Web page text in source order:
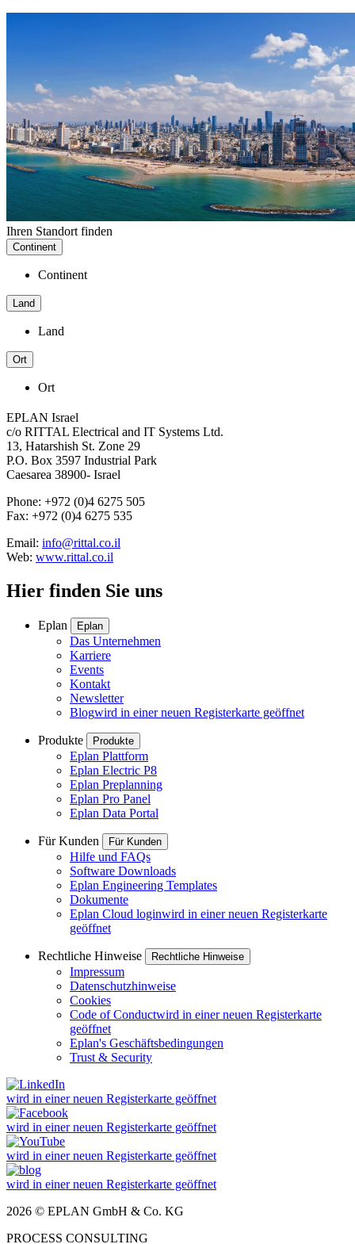
Ihren Standort finden
Continent
Continent
Land
Land
Ort
Ort
EPLAN Israel
c/o RITTAL Electrical and IT Systems Ltd.
13, Hatarshish St. Zone 29
P.O. Box 3597 Industrial Park
Caesarea 38900- Israel
Phone: +972 (0)4 6275 505
Fax: +972 (0)4 6275 535
Email: info@rittal.co.il
Web: www.rittal.co.il
Hier finden Sie uns
Eplan Eplan
Das Unternehmen
Karriere
Events
Kontakt
Newsletter
Blogwird in einer neuen Registerkarte geöffnet
Produkte Produkte
Eplan Plattform
Eplan Electric P8
Eplan Preplanning
Eplan Pro Panel
Eplan Data Portal
Für Kunden Für Kunden
Hilfe und FAQs
Software Downloads
Eplan Engineering Templates
Dokumente
Eplan Cloud loginwird in einer neuen Registerkarte
geöffnet
Rechtliche Hinweise Rechtliche Hinweise
Impressum
Datenschutzhinweise
Cookies
Code of Conductwird in einer neuen Registerkarte
geöffnet
Eplan's Geschäftsbedingungen
Trust & Security
wird in einer neuen Registerkarte geöffnet
wird in einer neuen Registerkarte geöffnet
wird in einer neuen Registerkarte geöffnet
wird in einer neuen Registerkarte geöffnet
2026 © EPLAN GmbH & Co. KG
PROCESS CONSULTING